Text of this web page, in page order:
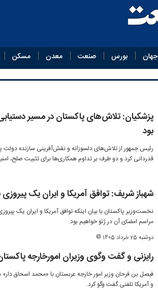
جهان بورس صنعت معدن مسکن
پزشکیان: تلاش‌های پاکستان در مسیر
بود
رئیس جمهور از تلاش‌های دلسوزانه و نقش‌آفرینی سازنده دولت
قدردانی کرد و دو طرف بر تداوم همکاری‌ها برای تثبیت صلح،
شهباز شریف: توافق آمریکا و ایران یک
نخست‌وزیر پاکستان با بیان اینکه توافق آمریکا و ایران یک
مراسم امضای آن در ژنو خواهیم بود.
دوشنبه 25 خرداد 1405
رایزنی و گفت وگوی وزیران امورخارجه
فیصل بن فرحان وزیر امور خارجه عربستان با «محمد اسحاق دار»
و آمریکا تلفنی گفت وگو کرد.